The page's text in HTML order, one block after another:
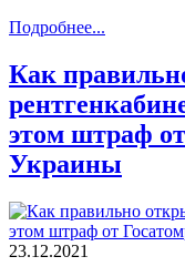
Подробнее...
Как
этом штраф
Украины
23.12.2021